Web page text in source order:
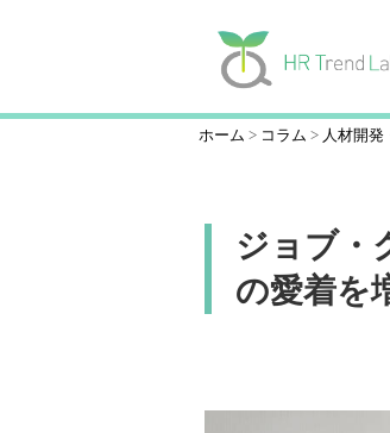
ホーム コラム 人材開発
ジョブ・
の愛着を